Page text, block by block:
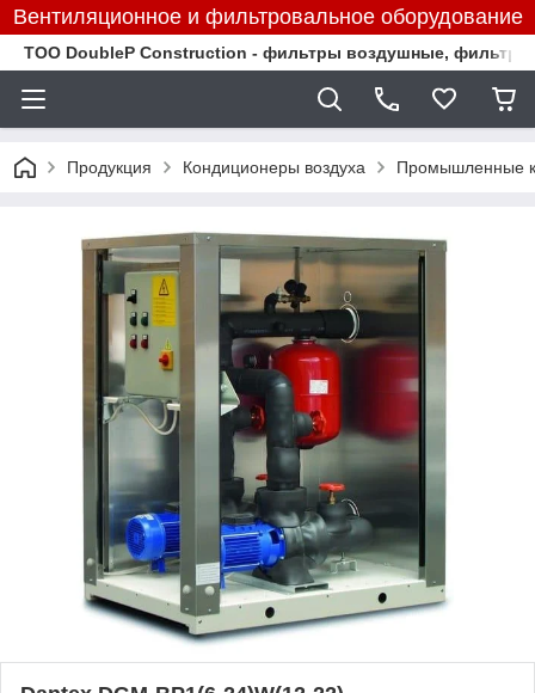
Вентиляционное и фильтровальное оборудование
TOO DoubleP Construction - фильтры воздушные,
Продукция Кондиционеры воздуха Промышленные